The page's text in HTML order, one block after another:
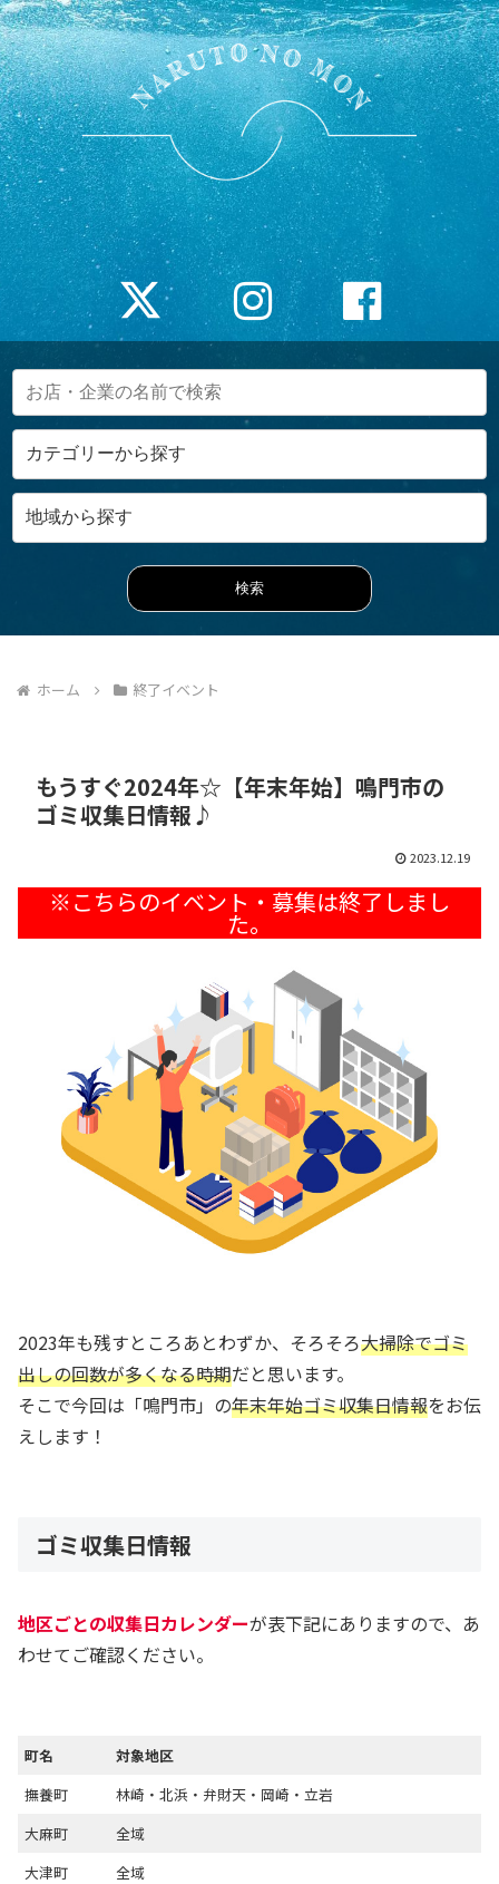
ホーム 終了イベント
もうすぐ2024年☆【年末年始】鳴門市の
ゴミ収集日情報♪
2023.12.19
2023年も残すところあとわずか、そろそろ大掃除でゴミ
出しの回数が多くなる時期だと思います。
そこで今回は「鳴門市」の年末年始ゴミ収集日情報をお伝
えします！
ゴミ収集日情報
地区ごとの収集日カレンダーが表下記にありますので、あ
わせてご確認ください。
町名
対象地区
撫養町
林崎・北浜・弁財天・岡崎・立岩
大麻町
全域
大津町
全域